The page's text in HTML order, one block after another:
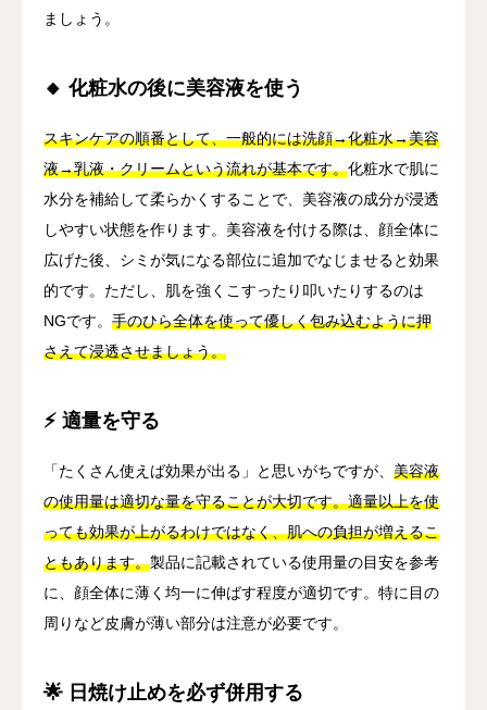
ましょう。
🔸 化粧水の後に美容液を使う
スキンケアの順番として、一般的には洗顔→化粧水→美容
液→乳液・クリームという流れが基本です。化粧水で肌に
水分を補給して柔らかくすることで、美容液の成分が浸透
しやすい状態を作ります。美容液を付ける際は、顔全体に
広げた後、シミが気になる部位に追加でなじませると効果
的です。ただし、肌を強くこすったり叩いたりするのは
NGです。 手のひら全体を使って優しく包み込むように押
さえて浸透させましょう。
⚡ 適量を守る
「たくさん使えば効果が出る」と思いがちですが、 美容液
の使用量は適切な量を守ることが大切です。適量以上を使
っても効果が上がるわけではなく、肌への負担が増えるこ
ともあります。製品に記載されている使用量の目安を参考
に、顔全体に薄く均一に伸ばす程度が適切です。特に目の
周りなど皮膚が薄い部分は注意が必要です。
🌟 日焼け止めを必ず併用する